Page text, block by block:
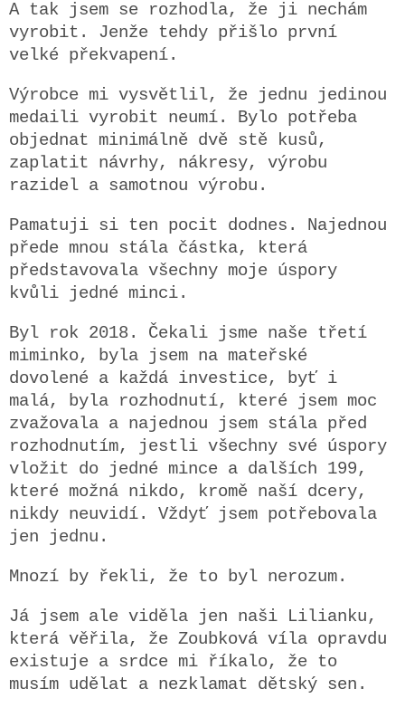
A tak jsem se rozhodla, že ji nechám
vyrobit. Jenže tehdy přišlo první
velké překvapení.
Výrobce mi vysvětlil, že jednu jedinou
medaili vyrobit neumí. Bylo potřeba
objednat minimálně dvě stě kusů,
zaplatit návrhy, nákresy, výrobu
razidel a samotnou výrobu.
Pamatuji si ten pocit dodnes. Najednou
přede mnou stála částka, která
představovala všechny moje úspory
kvůli jedné minci.
Byl rok 2018. Čekali jsme naše třetí
miminko, byla jsem na mateřské
dovolené a každá investice, byť i
malá, byla rozhodnutí, které jsem moc
zvažovala a najednou jsem stála před
rozhodnutím, jestli všechny své úspory
vložit do jedné mince a dalších 199,
které možná nikdo, kromě naší dcery,
nikdy neuvidí. Vždyť jsem potřebovala
jen jednu.
Mnozí by řekli, že to byl nerozum.
Já jsem ale viděla jen naši Lilianku,
která věřila, že Zoubková víla opravdu
existuje a srdce mi říkalo, že to
musím udělat a nezklamat dětský sen.